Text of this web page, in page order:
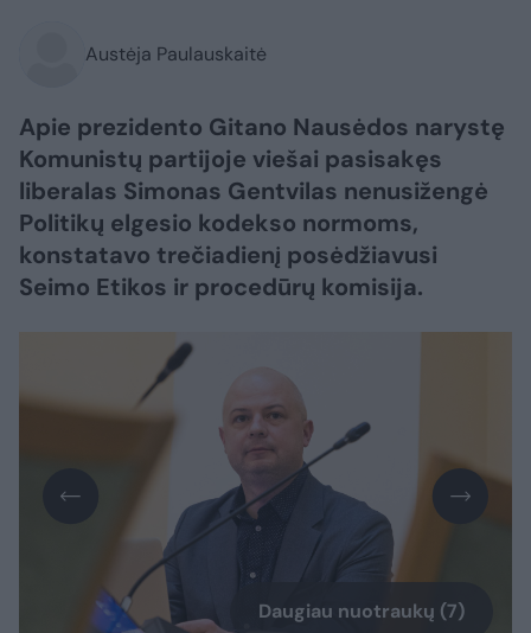
Austėja Paulauskaitė
Apie prezidento Gitano Nausėdos narystę
Komunistų partijoje viešai pasisakęs
liberalas Simonas Gentvilas nenusižengė
Politikų elgesio kodekso normoms,
konstatavo trečiadienį posėdžiavusi
Seimo Etikos ir procedūrų komisija.
Daugiau nuotraukų (7)